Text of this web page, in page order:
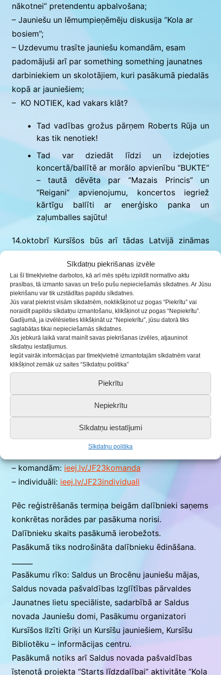
Sīkdatņu piekrišanas izvēle
Lai šī tīmekļvietne darbotos, kā arī mēs spētu izpildīt normatīvo aktu
prasības, tā izmanto savas un trešo pušu nepieciešamās sīkdatnes. Ar Jūsu
piekrišanu var tik uzstādītas papildu sīkdatnes.
Jūs varat piekrist visām sīkdatnēm, noklikšķinot uz pogas “Piekrītu” vai
noraidīt papildu sīkdatņu izmantošanu, klikšķinot uz pogas “Nepiekrītu”.
Gadījumā, ja izvēlēsieties klikšķināt uz “Nepiekrītu”, jūsu datorā tiks
saglabātas tikai nepieciešamās sīkdatnes.
Jūs jebkurā laikā varat mainīt savas piekrišanas izvēles, atjauninot
sīkdatņu iestatījumus.
Iegūt vairāk informācijas par tīmekļvietnē izmantotajām sīkdatnēm varat
klikšķinot zemāk uz saites “Sīkdatņu politika”
Piekrītu
Nepiekrītu
Sīkdatņu iestatījumi
Sīkdatņu politika
nākotnei” pretendentu apbalvošana;
– Jauniešu un lēmumpieņēmēju diskusija “Kola ar
bosiem”;
– Uzdevumu trasīte jauniešu komandām, esam
padomājuši arī par something something jaunatnes
darbiniekiem un skolotājiem, kuri pasākumā piedalās
kopā ar jauniešiem;
– KO NOTIEK, kad vakars klāt?
Tad vadības grožus pārņem Roberts Rūja un
kas tik nenotiek!
Tad var dziedāt līdzi un izdejoties
koncertā/ballītē ar morālo apvienību “BUKTE”
– tautā dēvēta par “Mazais Princis” un
“Reigani” apvienojumu, koncertos iegriež
kārtīgu ballīti ar enerģisko panka un
zaļumballes sajūtu!
14.oktobrī Kursīšos būs arī tādas Latvijā zināmas
personības kā – GROMULS (@gromuls), DO.ILZE
(@do.ilze), GATIS KONRĀTS (@gatiskondrats) un
KRISTIĀNS BĒRZIŅŠ (@krisberzins)!
Protams – kā tad bez FOTO BŪDAS!
Pasākumam pieteikties aicināti jaunieši vecumā 12+:
– komandā (4 – 5 jaunieši), ja komandu pavada
jaunatnes darbinieks, skolotājs, cita persona no
izglītības iestādes, tad viņa vārdu, uzvārdu,
nodarbošanos un kontaktinformāciju norāda pie
atbilstošā jautājuma pieteikuma anketā;
– individuāli (dalībnieki, kuri pieteikušies individuāli,
dalībai uzdevumu trasītē tiks apvienoti komandās).
Pieteikšanās, aizpildot tiešsaistes anketu, līdz
– komandām:ieej.lv/JF23komanda
– individuāli: ieej.lv/JF23individuali
Pēc reģistrēšanās termiņa beigām dalībnieki saņems
konkrētas norādes par pasākuma norisi.
Dalībnieku skaits pasākumā ierobežots.
Pasākumā tiks nodrošināta dalībnieku ēdināšana.
Pasākumu rīko: Saldus un Brocēnu jauniešu mājas,
Saldus novada pašvaldības Izglītības pārvaldes
Jaunatnes lietu speciāliste, sadarbībā ar Saldus
novada Jauniešu domi, Pasākumu organizatori
Kursīšos Ilzīti Griķi un Kursīšu jauniešiem, Kursīšu
Bibliotēku – informācijas centru.
Pasākumā notiks arī Saldus novada pašvaldības
īstenotā projekta “Starts līdzdalībai” aktivitāte “Kola